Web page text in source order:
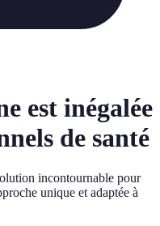
est inégalée
de santé
incontournable pour
unique et adaptée à